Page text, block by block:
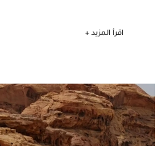
اقرأ المزيد +